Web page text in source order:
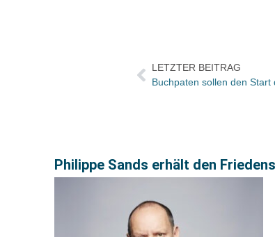
LETZTER BEITRAG
Philippe Sands erhält den